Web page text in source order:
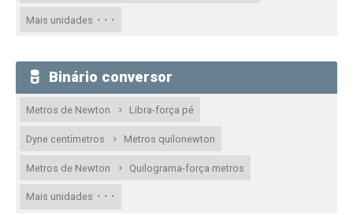
Mais unidades · · ·
Binário conversor
Metros de Newton Libra-força pé
Dyne centímetros Metros quilonewton
Metros de Newton Quilograma-força metros
Mais unidades · · ·